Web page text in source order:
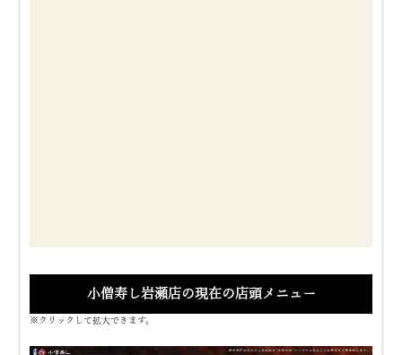
小僧寿し岩瀬店の現在の店頭メニュー
※クリックして拡大できます。